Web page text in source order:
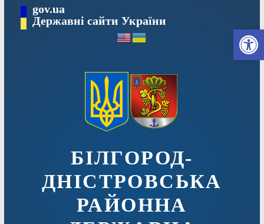
вмісту
gov.ua
Державні сайти України
БІЛГОРОД-
ДНІСТРОВСЬКА
РАЙОННА